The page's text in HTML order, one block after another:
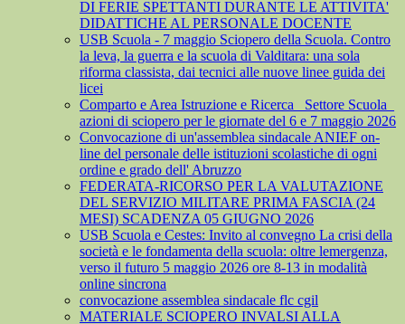
DI FERIE SPETTANTI DURANTE LE ATTIVITA'
DIDATTICHE AL PERSONALE DOCENTE
USB Scuola - 7 maggio Sciopero della Scuola. Contro
la leva, la guerra e la scuola di Valditara: una sola
riforma classista, dai tecnici alle nuove linee guida dei
licei
Comparto e Area Istruzione e Ricerca_ Settore Scuola_
azioni di sciopero per le giornate del 6 e 7 maggio 2026
Convocazione di un'assemblea sindacale ANIEF on-
line del personale delle istituzioni scolastiche di ogni
ordine e grado dell' Abruzzo
FEDERATA-RICORSO PER LA VALUTAZIONE
DEL SERVIZIO MILITARE PRIMA FASCIA (24
MESI) SCADENZA 05 GIUGNO 2026
USB Scuola e Cestes: Invito al convegno La crisi della
società e le fondamenta della scuola: oltre lemergenza,
verso il futuro 5 maggio 2026 ore 8-13 in modalità
online sincrona
convocazione assemblea sindacale flc cgil
MATERIALE SCIOPERO INVALSI ALLA